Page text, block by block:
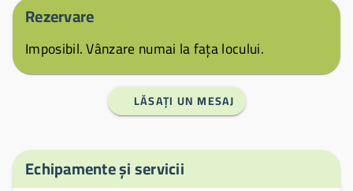
Rezervare
Imposibil. Vânzare numai la fața locului.
LĂSAȚI UN MESAJ
Echipamente și servicii